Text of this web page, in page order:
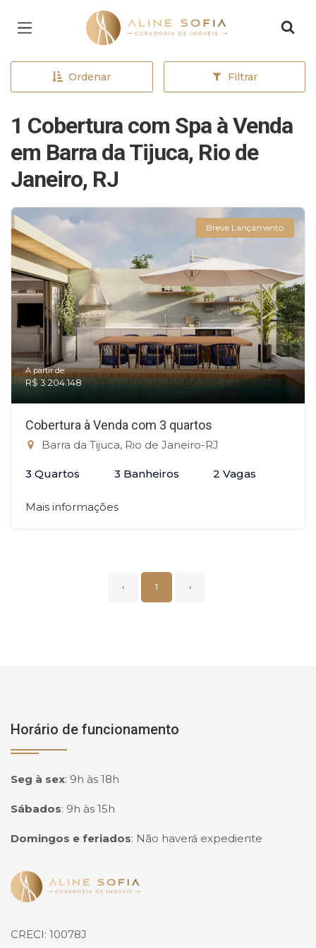
Página inicial
Ordenar Filtrar
1 Cobertura com Spa à Venda
em Barra da Tijuca, Rio de
Janeiro, RJ
Breve Lançamento
A partir de:
R$ 3.204.148
Cobertura à Venda com 3 quartos
Barra da Tijuca, Rio de Janeiro-RJ
3 Quartos 3 Banheiros 2 Vagas
Mais informações
‹ 1 ›
Horário de funcionamento
Seg à sex: 9h às 18h
Sábados: 9h às 15h
Domingos e feriados: Não haverá expediente
Página inicial
CRECI: 10078J